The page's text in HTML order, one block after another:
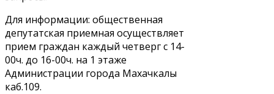
Для информации: общественная
депутатская приемная осуществляет
прием граждан каждый четверг с 14-
00ч. до 16-00ч. на 1 этаже
Администрации города Махачкалы
каб.109.